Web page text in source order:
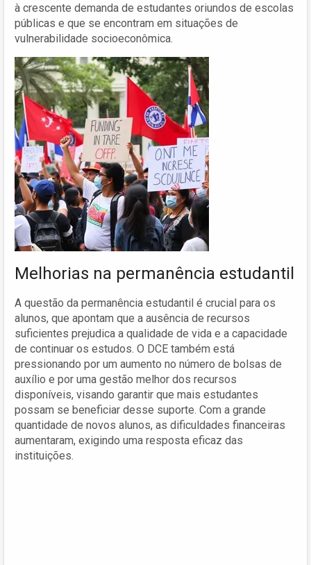
à crescente demanda de estudantes oriundos de escolas
públicas e que se encontram em situações de
vulnerabilidade socioeconômica.
Melhorias na permanência estudantil
A questão da permanência estudantil é crucial para os
alunos, que apontam que a ausência de recursos
suficientes prejudica a qualidade de vida e a capacidade
de continuar os estudos. O DCE também está
pressionando por um aumento no número de bolsas de
auxílio e por uma gestão melhor dos recursos
disponíveis, visando garantir que mais estudantes
possam se beneficiar desse suporte. Com a grande
quantidade de novos alunos, as dificuldades financeiras
aumentaram, exigindo uma resposta eficaz das
instituições.